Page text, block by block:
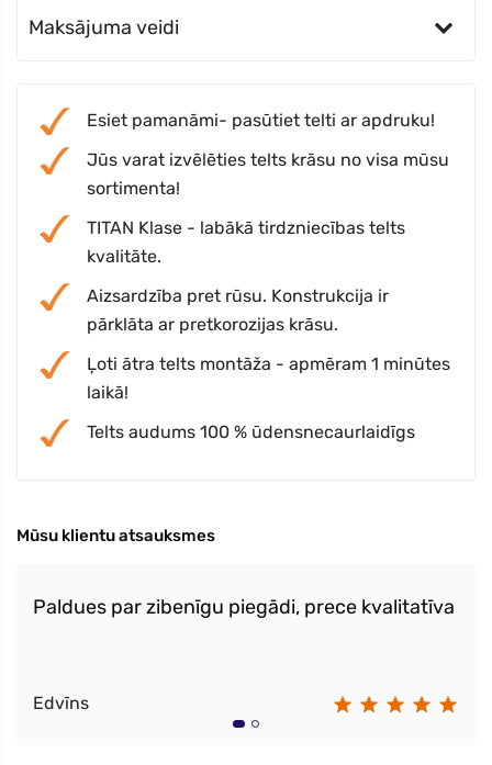
Maksājuma veidi
Esiet pamanāmi- pasūtiet telti ar apdruku!
Jūs varat izvēlēties telts krāsu no visa mūsu
sortimenta!
TITAN Klase - labākā tirdzniecības telts
kvalitāte.
Aizsardzība pret rūsu. Konstrukcija ir
pārklāta ar pretkorozijas krāsu.
Ļoti ātra telts montāža - apmēram 1 minūtes
laikā!
Telts audums 100 % ūdensnecaurlaidīgs
Mūsu klientu atsauksmes
Paldues par zibenīgu piegādi, prece kvalitatīva
Edvīns